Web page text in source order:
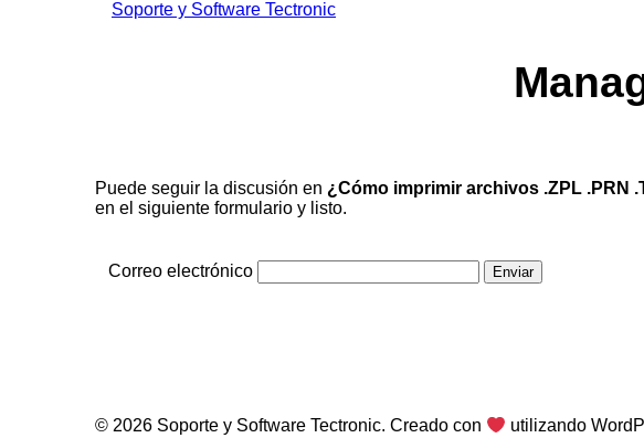
Soporte y Software Tectronic
Puede seguir la discusión en ¿Cómo imprimir archivos .ZPL .PRN
en el siguiente formulario y listo.
Correo electrónico
© 2026 Soporte y Software Tectronic. Creado con utilizando